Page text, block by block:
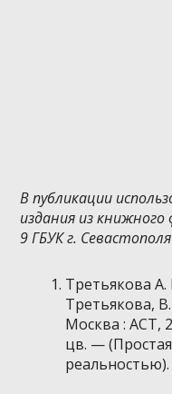
В публикации
издания из
9 ГБУК г.
Третьякова
Третьякова,
Москва : АСТ,
цв. —
реальностью).